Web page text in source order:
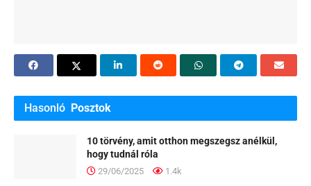
Hasonló Posztok
10 törvény, amit otthon megszegsz anélkül,
hogy tudnál róla
29/06/2025 1.4k